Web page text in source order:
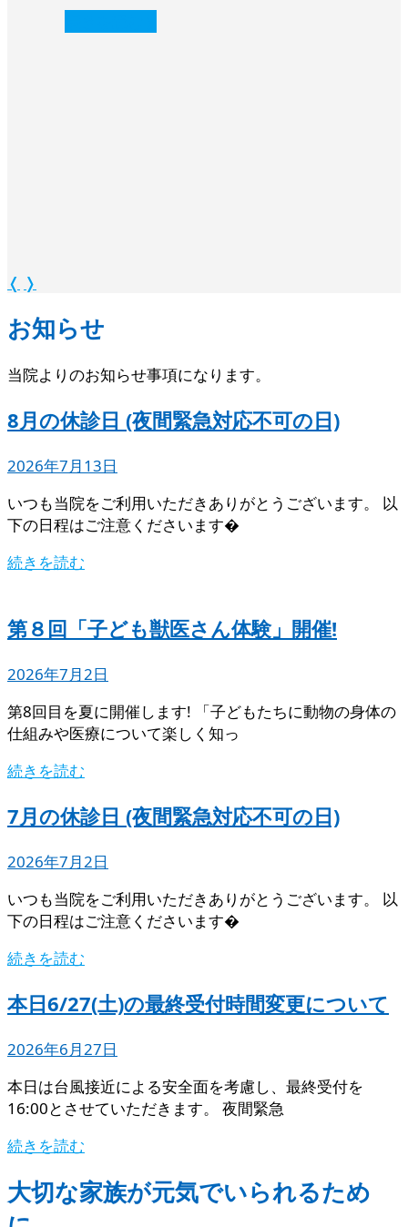
❬ ❭
お知らせ
当院よりのお知らせ事項になります。
8月の休診日 (夜間緊急対応不可の日)
2026年7月13日
いつも当院をご利用いただきありがとうございます。 以
下の日程はご注意くださいます�
続きを読む
第８回「子ども獣医さん体験」開催!
2026年7月2日
第8回目を夏に開催します! 「子どもたちに動物の身体の
仕組みや医療について楽しく知っ
続きを読む
7月の休診日 (夜間緊急対応不可の日)
2026年7月2日
いつも当院をご利用いただきありがとうございます。 以
下の日程はご注意くださいます�
続きを読む
本日6/27(土)の最終受付時間変更について
2026年6月27日
本日は台風接近による安全面を考慮し、最終受付を
16:00とさせていただきます。 夜間緊急
続きを読む
大切な家族が元気でいられるため